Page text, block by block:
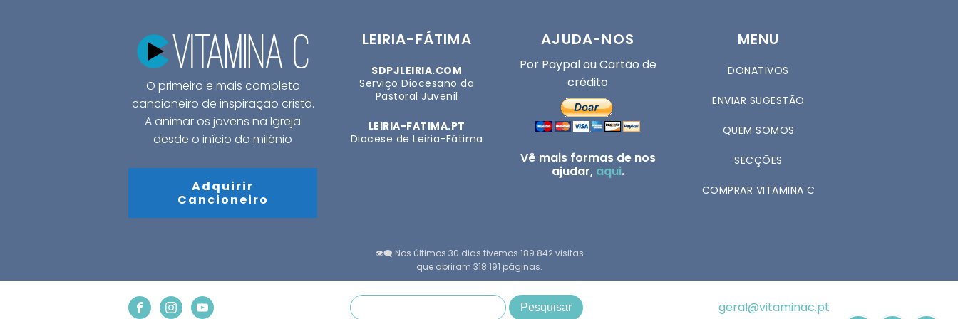
O primeiro e mais completo
cancioneiro de inspiração cristã.
A animar os jovens na Igreja
desde o início do milénio
Adquirir
Cancioneiro
LEIRIA-FÁTIMA
SDPJLEIRIA.COM
Serviço Diocesano da
Pastoral Juvenil
LEIRIA-FATIMA.PT
Diocese de Leiria-Fátima
AJUDA-NOS
Por Paypal ou Cartão de
crédito
Vê mais formas de nos
ajudar, aqui.
MENU
DONATIVOS
ENVIAR SUGESTÃO
QUEM SOMOS
SECÇÕES
COMPRAR VITAMINA C
👁️‍🗨️ Nos últimos 30 dias tivemos 189.842 visitas
que abriram 318.191 páginas.
geral@vitaminac.pt